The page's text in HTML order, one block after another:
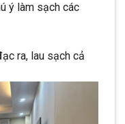
ý làm sạch các
ra, lau sạch cả